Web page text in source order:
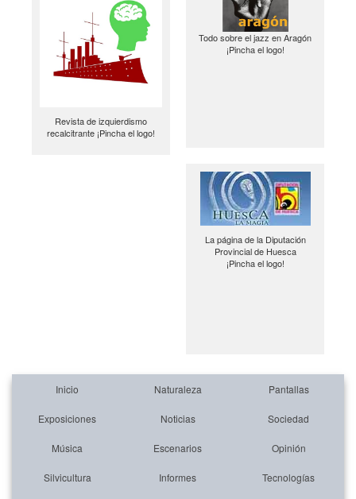
Revista de izquierdismo
recalcitrante ¡Pincha el logo!
Todo sobre el jazz en Aragón
¡Pincha el logo!
La página de la Diputación
Provincial de Huesca
¡Pincha el logo!
Inicio Naturaleza Pantallas
Exposiciones Noticias Sociedad
Música Escenarios Opinión
Silvicultura Informes Tecnologías